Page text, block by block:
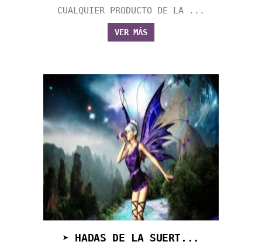
CUALQUIER PRODUCTO DE LA ...
VER MÁS
➤ HADAS DE LA SUERT...